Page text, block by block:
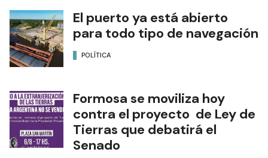
El puerto ya está abierto
para todo tipo de navegación
POLÍTICA
Formosa se moviliza hoy
contra el proyecto de Ley de
Tierras que debatirá el
Senado